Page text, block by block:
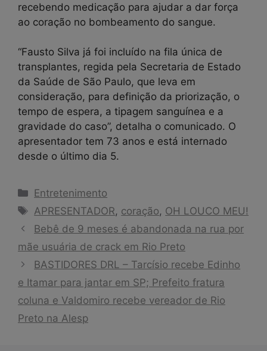
recebendo medicação para ajudar a dar força
ao coração no bombeamento do sangue.
“Fausto Silva já foi incluído na fila única de
transplantes, regida pela Secretaria de Estado
da Saúde de São Paulo, que leva em
consideração, para definição da priorização, o
tempo de espera, a tipagem sanguínea e a
gravidade do caso”, detalha o comunicado. O
apresentador tem 73 anos e está internado
desde o último dia 5.
Categorias
Entretenimento
Tags
APRESENTADOR, coração, OH LOUCO MEU!
Bebê de 9 meses é abandonada na rua por
mãe usuária de crack em Rio Preto
BASTIDORES DRL – Tarcísio recebe Edinho
e Itamar para jantar em SP; Prefeito fratura
coluna e Valdomiro recebe vereador de Rio
Preto na Alesp